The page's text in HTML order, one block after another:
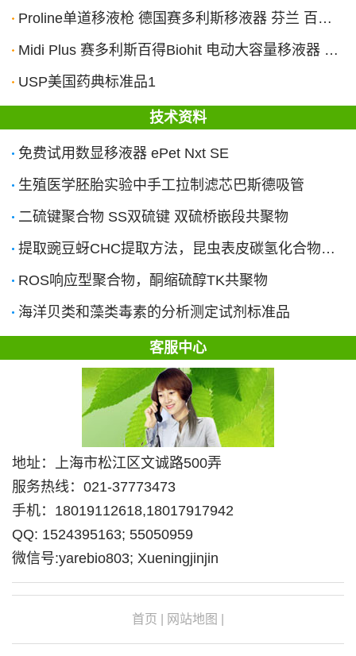
Proline单道移液枪 德国赛多利斯移液器 芬兰 百得加样枪 8道12道
Midi Plus 赛多利斯百得Biohit 电动大容量移液器 移液管助吸器
USP美国药典标准品1
技术资料
免费试用数显移液器 ePet Nxt SE
生殖医学胚胎实验中手工拉制滤芯巴斯德吸管
二硫键聚合物 SS双硫键 双硫桥嵌段共聚物
提取豌豆蚜CHC提取方法，昆虫表皮碳氢化合物（Cuticular hydrocarbon）
ROS响应型聚合物，酮缩硫醇TK共聚物
海洋贝类和藻类毒素的分析测定试剂标准品
客服中心
地址：上海市松江区文诚路500弄
服务热线：021-37773473
手机：18019112618,18017917942
QQ: 1524395163; 55050959
微信号:yarebio803; Xueningjinjin
首页 网站地图